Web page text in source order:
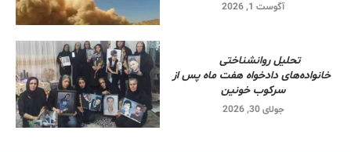
آگوست 1, 2026
تحلیل روانشناختی
خانواده‌های دادخواه هفت ماه پس از
سرکوب خونین
جولای 30, 2026